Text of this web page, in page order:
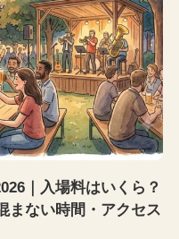
｜入場料はいくら？
まない時間・アクセス